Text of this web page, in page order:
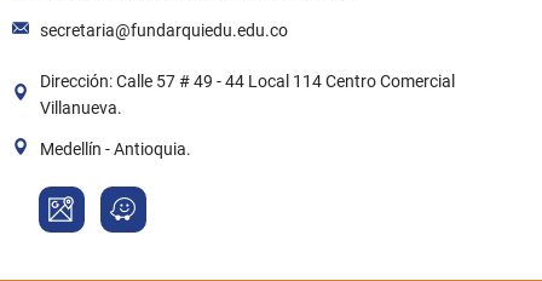
secretaria@fundarquiedu.edu.co
Dirección: Calle 57 # 49 - 44 Local 114 Centro Comercial
Villanueva.
Medellín - Antioquia.